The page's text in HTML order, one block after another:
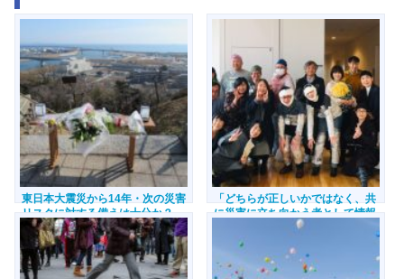
東日本大震災から14年・次の災害
リスクに対する備えは十分か？～
渡邉貴裕コラム～【仙台市・石巻
市】
「どちらが正しいかではなく、共
に災害に立ち向かう者として情報
を共有したい」。仙台市職員有志
が「震災対応で感じたこと」を業
務外の場で伝え続ける理由とは
【宮城県仙台市】